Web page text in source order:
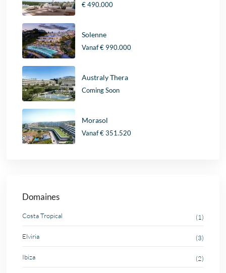
€ 490.000
Solenne
Vanaf€ 990.000
Australy Thera
Coming Soon
Morasol
Vanaf€ 351.520
Domaines
Costa Tropical (1)
Elviria (3)
Ibiza (2)